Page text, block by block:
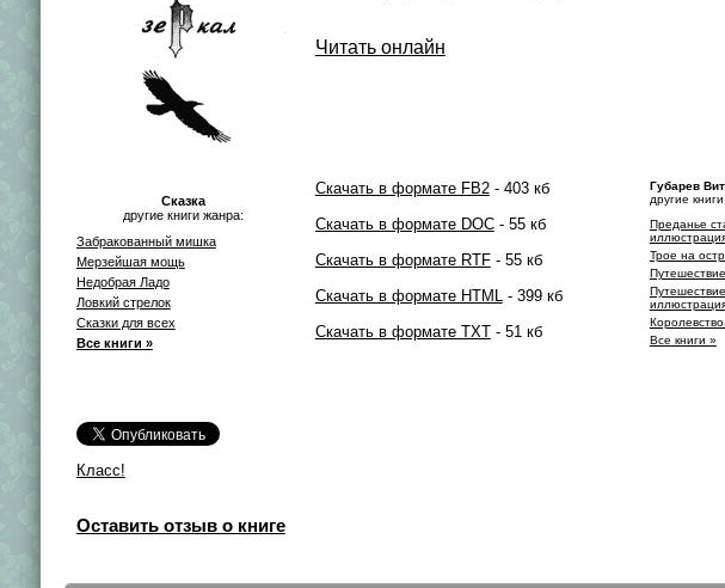
Сказка
другие книги жанра:
Забракованный мишка
Мерзейшая мощь
Недобрая Ладо
Ловкий стрелок
Сказки для всех
Все книги »
Класс!
Читать онлайн
Скачать в формате FB2- 403 кб
Скачать в формате DOC- 55 кб
Скачать в формате RTF- 55 кб
Скачать в формате HTML- 399 кб
Скачать в формате TXT- 51 кб
Губарев
другие
Преданье
Трое на
Все книги »
Оставить отзыв о книге